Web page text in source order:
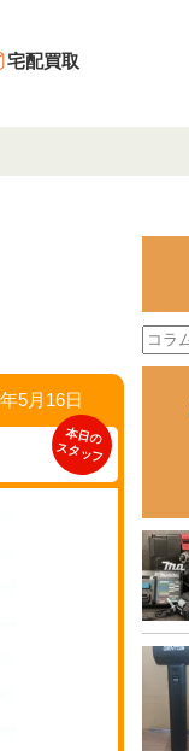
宅配買取
5月16日
本日の
スタッフ